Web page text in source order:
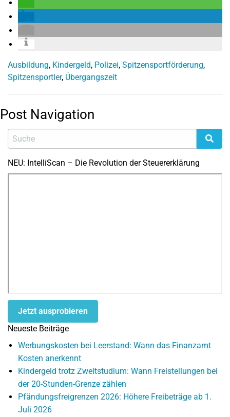
Ausbildung, Kindergeld, Polizei, Spitzensportförderung,
Spitzensportler, Übergangszeit
Post Navigation
NEU: IntelliScan – Die Revolution der Steuererklärung
Jetzt ausprobieren
Neueste Beiträge
Werbungskosten bei Leerstand: Wann das Finanzamt
Kosten anerkennt
Kindergeld trotz Zweitstudium: Wann Freistellungen bei
der 20-Stunden-Grenze zählen
Pfändungsfreigrenzen 2026: Höhere Freibeträge ab 1.
Juli 2026